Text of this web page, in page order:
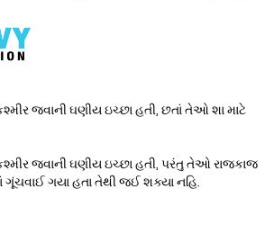
જવાની ઘણીય ઇચ્છા હતી, છતાં તેઓ શા માટે
જવાની ઘણીય ઇચ્છા હતી, પરંતુ તેઓ રાજકાજ
ગૂંચવાઈ ગયા હતા તેથી જઈ શક્યા નહિ.